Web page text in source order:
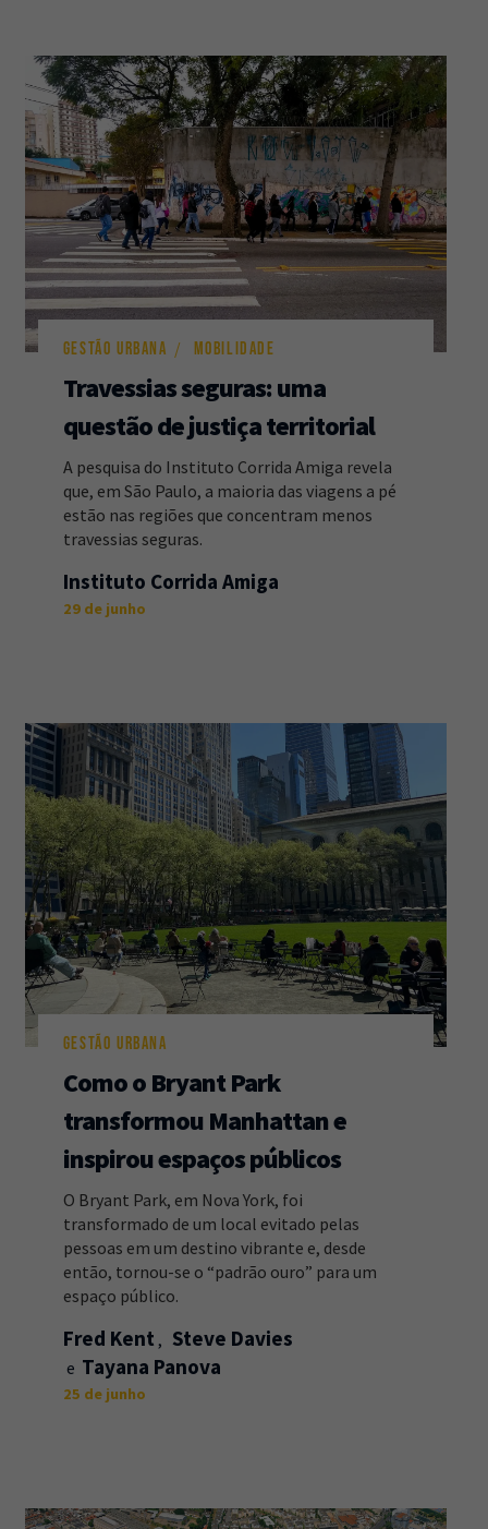
GESTÃO URBANA MOBILIDADE
Travessias seguras: uma
questão de justiça territorial
A pesquisa do Instituto Corrida Amiga revela
que, em São Paulo, a maioria das viagens a pé
estão nas regiões que concentram menos
travessias seguras.
Instituto Corrida Amiga
29 de junho
GESTÃO URBANA
Como o Bryant Park
transformou Manhattan e
inspirou espaços públicos
O Bryant Park, em Nova York, foi
transformado de um local evitado pelas
pessoas em um destino vibrante e, desde
então, tornou-se o “padrão ouro” para um
espaço público.
Fred Kent
Steve Davies
Tayana Panova
25 de junho